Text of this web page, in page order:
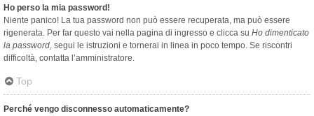
Ho perso la mia password!
Niente panico! La tua password non può essere recuperata, ma può essere
rigenerata. Per far questo vai nella pagina di ingresso e clicca su Ho dimenticato
la password, segui le istruzioni e tornerai in linea in poco tempo. Se riscontri
difficoltà, contatta l’amministratore.
Top
Perché vengo disconnesso automaticamente?